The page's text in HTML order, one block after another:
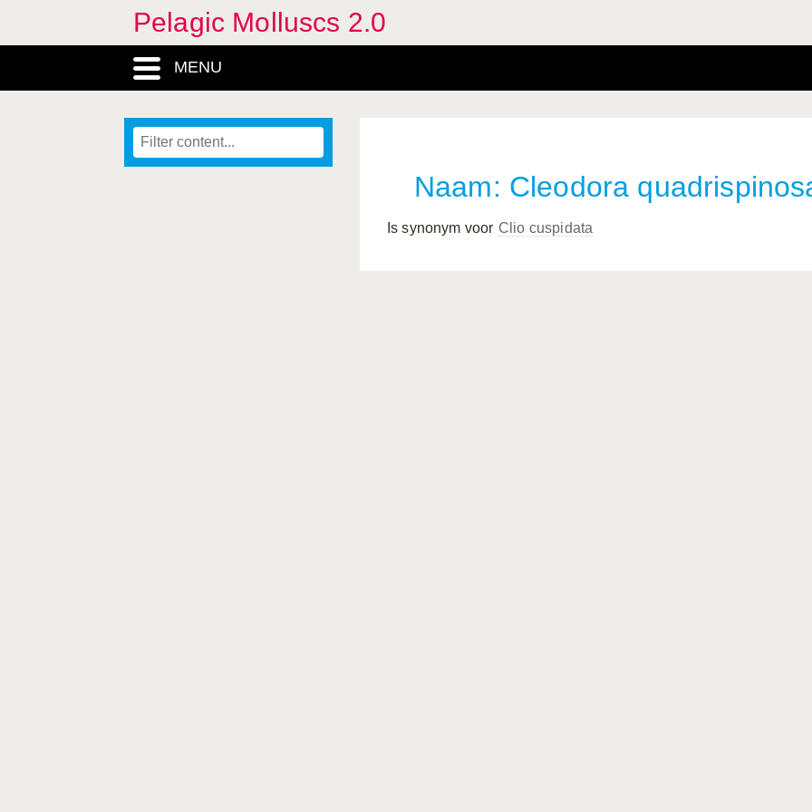
Pelagic Molluscs 2.0
MENU
Naam: Cleodora
Is synonym voor Clio cuspidata